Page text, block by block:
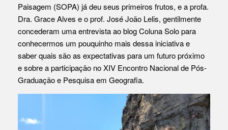
Paisagem (SOPA) já deu seus primeiros frutos, e a profa.
Dra. Grace Alves e o prof. José João Lelis, gentilmente
concederam uma entrevista ao blog Coluna Solo para
conhecermos um pouquinho mais dessa iniciativa e
saber quais são as expectativas para um futuro próximo
e sobre a participação no XIV Encontro Nacional de Pós-
Graduação e Pesquisa em Geografia.